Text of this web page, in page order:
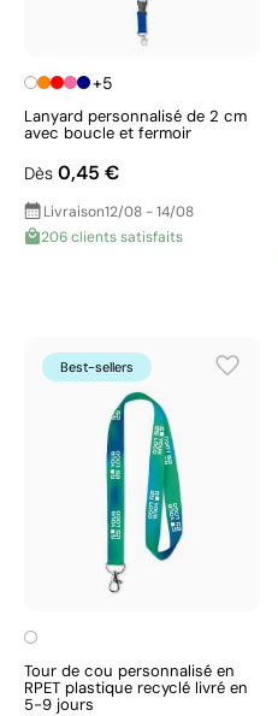
+5
Lanyard personnalisé de 2 cm
avec boucle et fermoir
Dès 0,45 €
Livraison12/08 - 14/08
206 clients satisfaits
Best-sellers
Tour de cou personnalisé en
RPET plastique recyclé livré en
5-9 jours